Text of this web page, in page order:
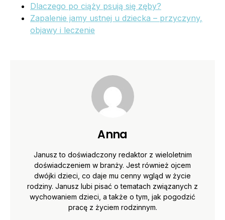
Dlaczego po ciąży psują się zęby?
Zapalenie jamy ustnej u dziecka – przyczyny,
objawy i leczenie
Anna
Janusz to doświadczony redaktor z wieloletnim
doświadczeniem w branży. Jest również ojcem
dwójki dzieci, co daje mu cenny wgląd w życie
rodziny. Janusz lubi pisać o tematach związanych z
wychowaniem dzieci, a także o tym, jak pogodzić
pracę z życiem rodzinnym.